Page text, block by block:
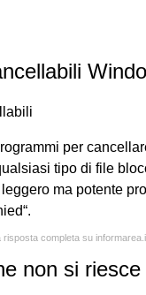
per
tipo di file
ma potente
risposta completa su
non si